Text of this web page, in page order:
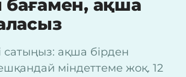
ақша
сатыңыз: ақша бірден
міндеттеме жоқ. 12